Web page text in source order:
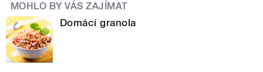
MOHLO BY VÁS ZAJÍMAT
Domácí granola